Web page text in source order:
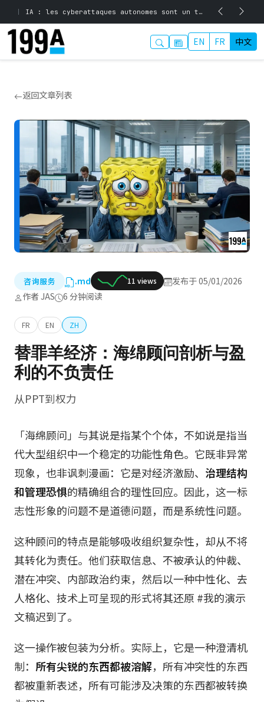
IA : les cyberattaques autonomes sont un tournant majeur pour la sécurité informatique
EN FR 中文
返回文章列表
咨询服务 .md 11 views
发布于 05/01/2026
作者 JAS
6 分钟阅读
FR EN ZH
替罪羊经济：海绵顾问剖析与盈
利的不负责任
从PPT到权力
「海绵顾问」与其说是指某个个体，不如说是指当
代大型组织中一个稳定的功能性角色。它既非异常
现象，也非讽刺漫画：它是对经济激励、 治理结构
和管理恐惧的精确组合的理性回应。因此，这一标
志性形象的问题不是道德问题，而是系统性问题。
这种顾问的特点是能够吸收组织复杂性，却从不将
其转化为责任。他们获取信息、不被承认的仲裁、
潜在冲突、内部政治约束，然后以一种中性化、去
人格化、技术上可呈现的形式将其还原 #我的演示
文稿迟到了。
这一操作被包装为分析。实际上，它是一种澄清机
制： 所有尖锐的东西都被溶解，所有冲突性的东西
都被重新表述，所有可能涉及决策的东西都被转换